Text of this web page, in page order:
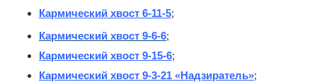
Кармический хвост 6-11-5;
Кармический хвост 9-6-6;
Кармический хвост 9-15-6;
Кармический хвост 9-3-21 «Надзиратель»;